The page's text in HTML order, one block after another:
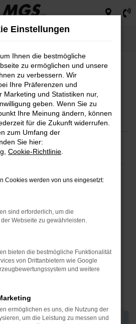
Motor Gruppe Sticht
·
·Auszeichnungen
Einstellungen
Ihnen die bestmögliche
zu ermöglichen und unsere
zu verbessern. Wir
Ihre Präferenzen und
Marketing und Statistiken nur,
geben. Wenn Sie zu
Ihre Meinung ändern, können
für die Zukunft widerrufen.
zum Umfang der
Sie hier:
Cookie-Richtlinie
Cookies werden von uns eingesetzt:
sind erforderlich, um die
Webseite zu gewährleisten.
bieten die bestmögliche Funktionalität
von Drittanbietern wie Google
und weitere
ermöglichen es uns, die Nutzung der
um die Leistung zu messen und